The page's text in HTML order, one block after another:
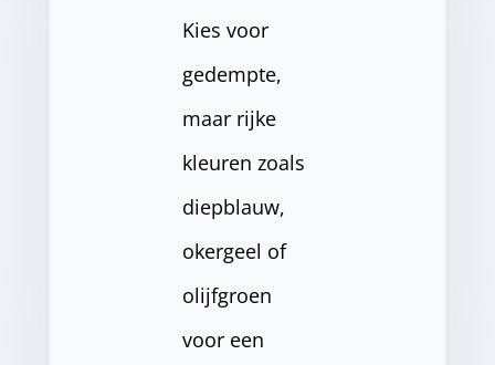
Kies voor
gedempte,
maar rijke
kleuren zoals
diepblauw,
okergeel of
olijfgroen
voor een